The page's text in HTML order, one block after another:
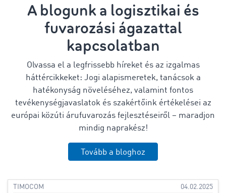
A blogunk a logisztikai és
fuvarozási ágazattal
kapcsolatban
Olvassa el a legfrissebb híreket és az izgalmas
háttércikkeket: Jogi alapismeretek, tanácsok a
hatékonyság növeléséhez, valamint fontos
tevékenységjavaslatok és szakértőink értékelései az
európai közúti árufuvarozás fejlesztéseiről – maradjon
mindig naprakész!
Tovább a bloghoz
TIMOCOM
04.02.2025